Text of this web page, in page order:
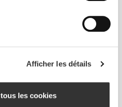
Afficher les détails
les cookies
en laboratoire, qui t'offre